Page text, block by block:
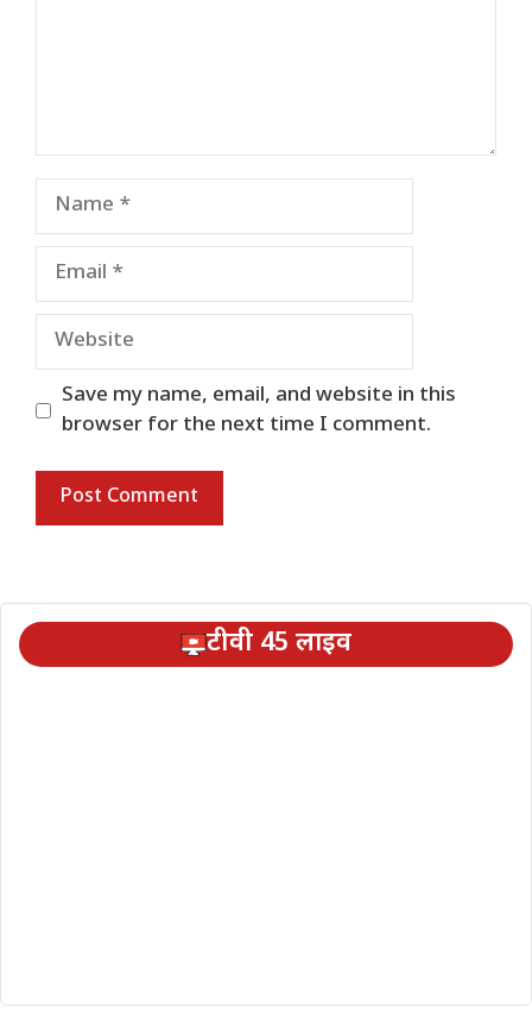
Name
Email
Website
Save my name, email, and website in this
browser for the next time I comment.
टीवी 45 लाइव